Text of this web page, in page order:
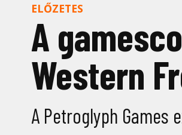
ELŐZETES
A
Western
A Petroglyph